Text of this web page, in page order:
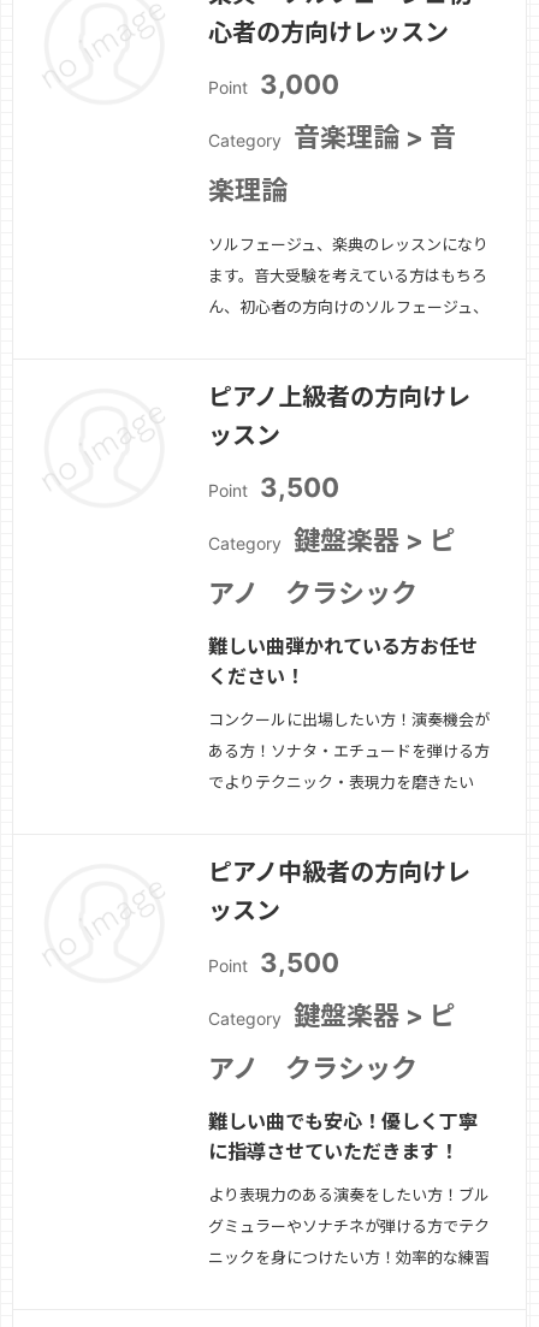
心者の方向けレッスン
Point 3,000
Category
音楽理論 > 音
楽理論
ソルフェージュ、楽典のレッスンになり
ます。音大受験を考えている方はもちろ
ん、初心者の方向けのソルフェージュ、
ピアノ上級者の方向けレ
ッスン
Point 3,500
Category
鍵盤楽器 > ピ
アノ クラシック
難しい曲弾かれている方お任せ
ください！
コンクールに出場したい方！演奏機会が
ある方！ソナタ・エチュードを弾ける方
でよりテクニック・表現力を磨きたい
ピアノ中級者の方向けレ
ッスン
Point 3,500
Category
鍵盤楽器 > ピ
アノ クラシック
難しい曲でも安心！優しく丁寧
に指導させていただきます！
より表現力のある演奏をしたい方！ブル
グミュラーやソナチネが弾ける方でテク
ニックを身につけたい方！効率的な練習